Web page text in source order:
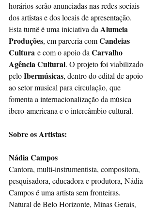
horários serão anunciadas nas redes sociais
dos artistas e dos locais de apresentação.
Esta turnê é uma iniciativa da Alumeia
Produções, em parceria com Candeias
Cultura e com o apoio da Carvalho
Agência Cultural. O projeto foi viabilizado
pelo Ibermúsicas, dentro do edital de apoio
ao setor musical para circulação, que
fomenta a internacionalização da música
ibero-americana e o intercâmbio cultural.
Sobre os Artistas:
Nádia Campos
Cantora, multi-instrumentista, compositora,
pesquisadora, educadora e produtora, Nádia
Campos é uma artista sem fronteiras.
Natural de Belo Horizonte, Minas Gerais,